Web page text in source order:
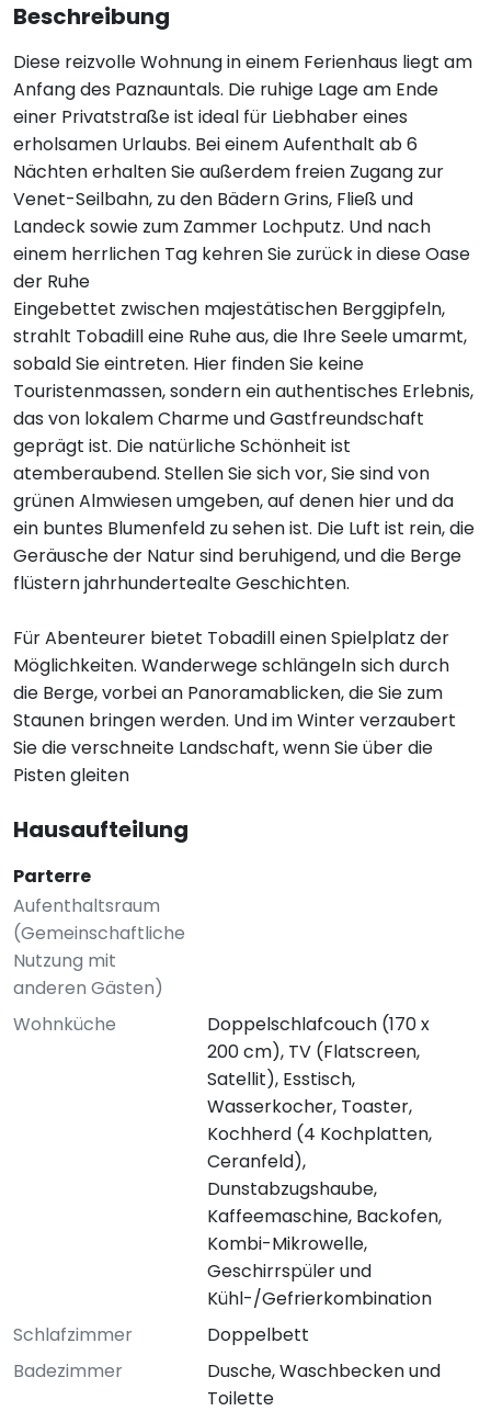
Beschreibung
Diese reizvolle Wohnung in einem Ferienhaus liegt am
Anfang des Paznauntals. Die ruhige Lage am Ende
einer Privatstraße ist ideal für Liebhaber eines
erholsamen Urlaubs. Bei einem Aufenthalt ab 6
Nächten erhalten Sie außerdem freien Zugang zur
Venet-Seilbahn, zu den Bädern Grins, Fließ und
Landeck sowie zum Zammer Lochputz. Und nach
einem herrlichen Tag kehren Sie zurück in diese Oase
der Ruhe
Eingebettet zwischen majestätischen Berggipfeln,
strahlt Tobadill eine Ruhe aus, die Ihre Seele umarmt,
sobald Sie eintreten. Hier finden Sie keine
Touristenmassen, sondern ein authentisches Erlebnis,
das von lokalem Charme und Gastfreundschaft
geprägt ist. Die natürliche Schönheit ist
atemberaubend. Stellen Sie sich vor, Sie sind von
grünen Almwiesen umgeben, auf denen hier und da
ein buntes Blumenfeld zu sehen ist. Die Luft ist rein, die
Geräusche der Natur sind beruhigend, und die Berge
flüstern jahrhundertealte Geschichten.
Für Abenteurer bietet Tobadill einen Spielplatz der
Möglichkeiten. Wanderwege schlängeln sich durch
die Berge, vorbei an Panoramablicken, die Sie zum
Staunen bringen werden. Und im Winter verzaubert
Sie die verschneite Landschaft, wenn Sie über die
Pisten gleiten
Hausaufteilung
Parterre
Aufenthaltsraum
(Gemeinschaftliche
Nutzung mit
anderen Gästen)
Wohnküche
Doppelschlafcouch (170 x
200 cm), TV (Flatscreen,
Satellit), Esstisch,
Wasserkocher, Toaster,
Kochherd (4 Kochplatten,
Ceranfeld),
Dunstabzugshaube,
Kaffeemaschine, Backofen,
Kombi-Mikrowelle,
Geschirrspüler und
Kühl-/Gefrierkombination
Schlafzimmer
Doppelbett
Badezimmer
Dusche, Waschbecken und
Toilette